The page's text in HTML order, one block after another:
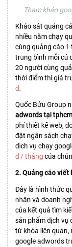
Tham khảo
Khảo sát quảng
nhiều năm chạy
cùng quảng cáo
trung bình mỗi cú
20 người cùng
thời điểm thì giá
đ.
Quốc Bửu Group
adwords tại tphcm
phí thiết kế web,
đặt ngân sách
dịch vụ chạy
đ / tháng của
2. Quảng cáo viết
Đây là hình thức
nhân và doanh
của kết quả tìm
sản phẩm dịch vụ
từ khóa liên quan,
google adwords